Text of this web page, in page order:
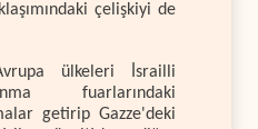
çelişkiyi de
ülkeleri İsrailli
fuarlarındaki
getirip Gazze'deki